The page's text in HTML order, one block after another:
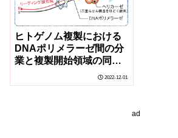
ヒトゲノム複製における
DNAポリメラーゼ間の分
業と複製開始領域の同定
～ゲノム安定性とDNA複
製機構の関わり合い～
2022-12-01
ad